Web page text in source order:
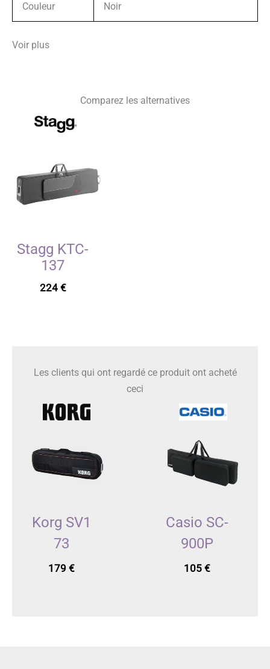
Couleur Noir
Voir plus
Comparez les alternatives
Stagg KTC-
137
224 €
Les clients qui ont regardé ce produit ont acheté
ceci
Korg SV1
73
179 €
Casio SC-
900P
105€